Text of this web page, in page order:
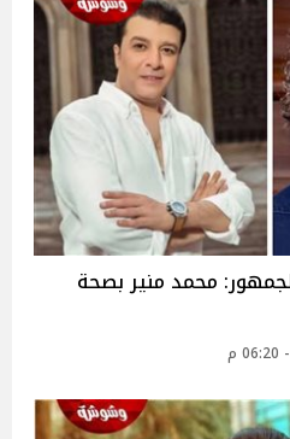
محمد منير بصحة